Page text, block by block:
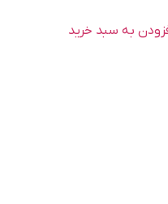
به سبد خرید